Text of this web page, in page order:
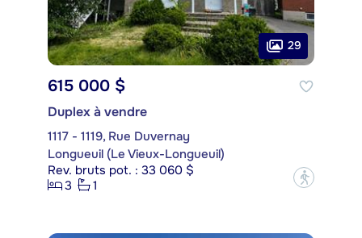
29
615 000 $
Duplex à vendre
1117 - 1119, Rue Duvernay
Longueuil (Le Vieux-Longueuil)
Rev. bruts pot. : 33 060 $
3
1 ?